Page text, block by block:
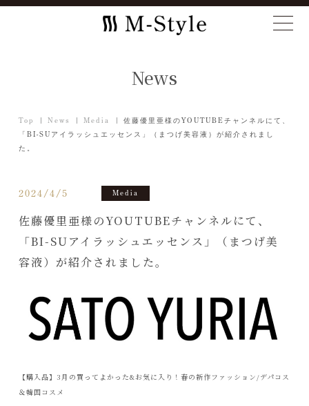
News
Top News Media
佐藤優里亜様のYOUTUBEチャンネルにて、
「BI-SUアイラッシュエッセンス」（まつげ美容液）が紹介されまし
た。
2024/4/5 Media
佐藤優里亜様のYOUTUBEチャンネルにて、
「BI-SUアイラッシュエッセンス」（まつげ美
容液）が紹介されました。
【購入品】3月の買ってよかった&お気に入り！春の新作ファッション/デパコス
＆韓国コスメ